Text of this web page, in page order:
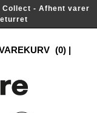
- Afhent varer
(0)